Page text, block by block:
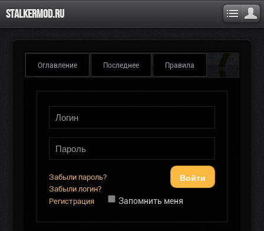
Stalkermod.ru
Оглавление Последнее Правила
Войти
Забыли пароль?
Забыли логин?
Регистрация
Запомнить меня